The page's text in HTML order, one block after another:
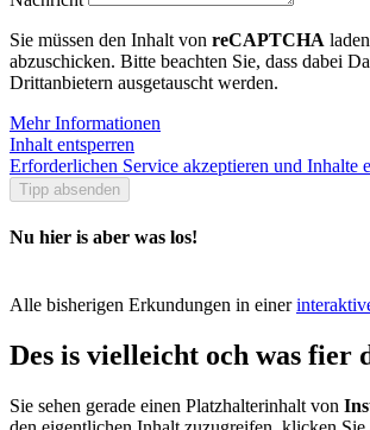
Sie müssen den Inhalt von reCAPTCHA
abzuschicken. Bitte beachten Sie, dass dabei
Drittanbietern ausgetauscht werden.
Mehr Informationen
Inhalt entsperren
Erforderlichen Service akzeptieren und Inhalte
Tipp absenden
Nu hier is aber was los!
Alle bisherigen Erkundungen in einer
Des is vielleicht och was fier
Sie sehen gerade einen Platzhalterinhalt von